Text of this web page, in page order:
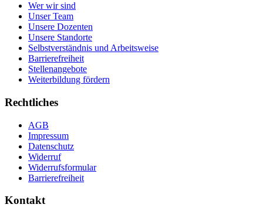
Wer wir sind
Unser Team
Unsere Dozenten
Unsere Standorte
Selbstverständnis und Arbeitsweise
Barrierefreiheit
Stellenangebote
Weiterbildung fördern
Rechtliches
AGB
Impressum
Datenschutz
Widerruf
Widerrufsformular
Barrierefreiheit
Kontakt